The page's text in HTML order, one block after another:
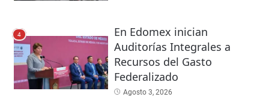
4
En Edomex inician
Auditorías Integrales a
Recursos del Gasto
Federalizado
Agosto 3, 2026